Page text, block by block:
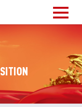
SITION